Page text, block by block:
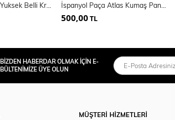
500,00 TL
BİZDEN HABERDAR OLMAK İÇİN E-
BÜLTENİMİZE ÜYE OLUN
MÜŞTERİ HİZMETLERİ